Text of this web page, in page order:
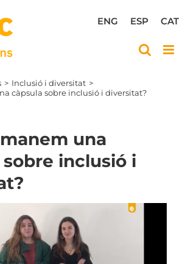
CAT
ESP
ENG
Inclusió i diversitat
càpsula sobre inclusió i diversitat?
una
inclusió i